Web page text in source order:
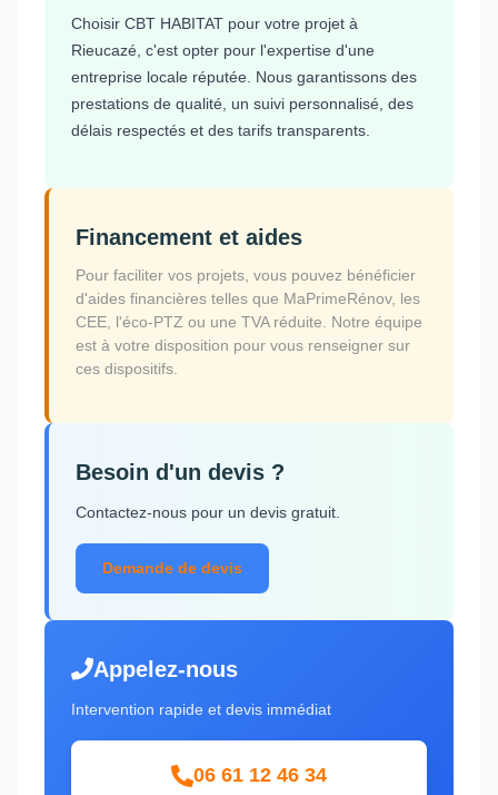
Choisir CBT HABITAT pour votre projet à
Rieucazé, c'est opter pour l'expertise d'une
entreprise locale réputée. Nous garantissons des
prestations de qualité, un suivi personnalisé, des
délais respectés et des tarifs transparents.
Financement et aides
Pour faciliter vos projets, vous pouvez bénéficier
d'aides financières telles que MaPrimeRénov, les
CEE, l'éco-PTZ ou une TVA réduite. Notre équipe
est à votre disposition pour vous renseigner sur
ces dispositifs.
Besoin d'un devis ?
Contactez-nous pour un devis gratuit.
Demande de devis
Appelez-nous
Intervention rapide et devis immédiat
06 61 12 46 34